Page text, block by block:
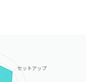
セットアップ